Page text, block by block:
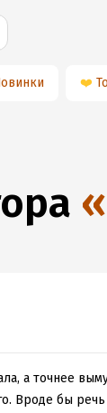
❤️
«
а точнее
Вроде бы